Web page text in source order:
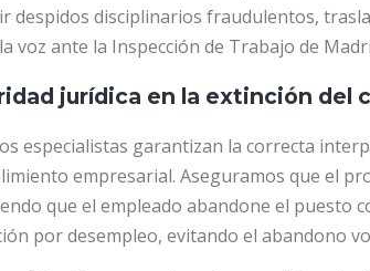
despidos disciplinarios fraudulentos,
voz ante la Inspección de Trabajo de
jurídica en la extinción del
especialistas garantizan la correcta
empresarial. Aseguramos que el
que el empleado abandone el puesto
por desempleo, evitando el abandono